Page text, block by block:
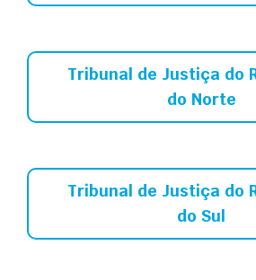
Tribunal de Justiça do
do Norte
Tribunal de Justiça do
do Sul